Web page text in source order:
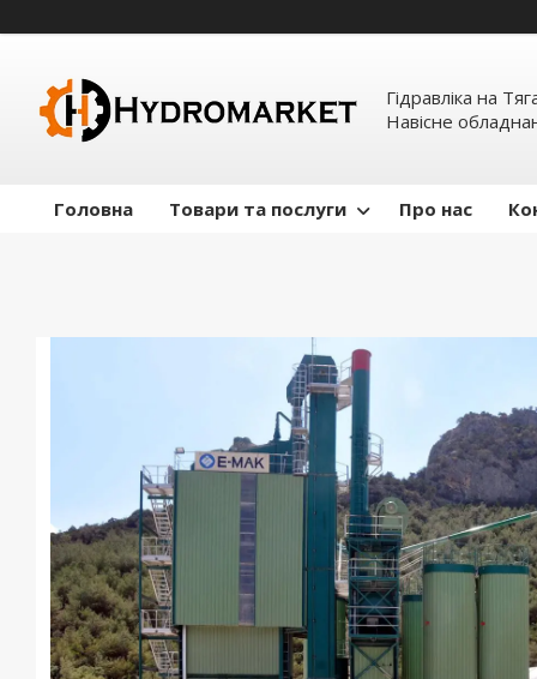
Гідравліка на
Навісне
Головна Товари та послуги Про нас